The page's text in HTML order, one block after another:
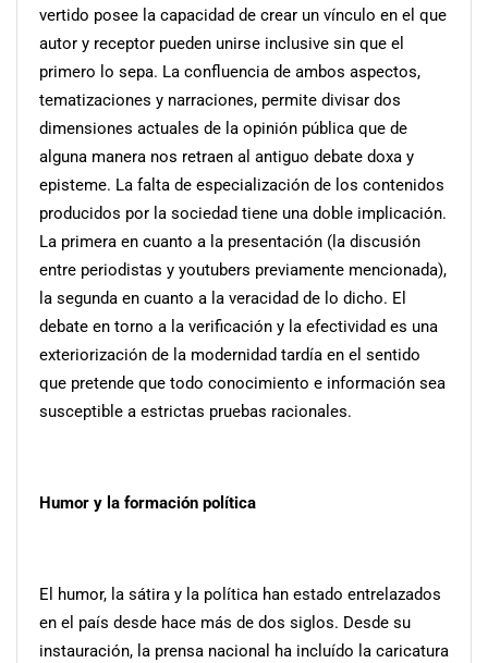
vertido posee la capacidad de crear un vínculo en el que
autor y receptor pueden unirse inclusive sin que el
primero lo sepa. La confluencia de ambos aspectos,
tematizaciones y narraciones, permite divisar dos
dimensiones actuales de la opinión pública que de
alguna manera nos retraen al antiguo debate doxa y
episteme. La falta de especialización de los contenidos
producidos por la sociedad tiene una doble implicación.
La primera en cuanto a la presentación (la discusión
entre periodistas y youtubers previamente mencionada),
la segunda en cuanto a la veracidad de lo dicho. El
debate en torno a la verificación y la efectividad es una
exteriorización de la modernidad tardía en el sentido
que pretende que todo conocimiento e información sea
susceptible a estrictas pruebas racionales.
Humor y la formación política
El humor, la sátira y la política han estado entrelazados
en el país desde hace más de dos siglos. Desde su
instauración, la prensa nacional ha incluído la caricatura